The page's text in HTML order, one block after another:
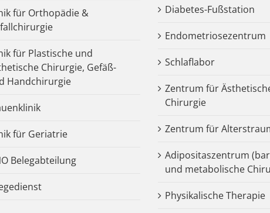
für Orthopädie &
für Plastische und
Chirurgie, Gefäß-
Handchirurgie
für Geriatrie
Belegabteilung
Diabetes-Fußstation
Endometriosezentrum
Schlaflabor
Zentrum für
Chirurgie
Zentrum für
Adipositaszentrum
und metabolische
Physikalische Therapie